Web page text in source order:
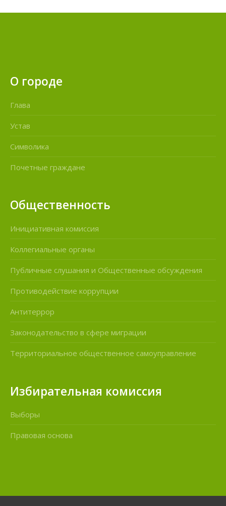
О городе
Глава
Устав
Символика
Почетные граждане
Общественность
Инициативная комиссия
Коллегиальные органы
Публичные слушания и Общественные обсуждения
Противодействие коррупции
Антитеррор
Законодательство в сфере миграции
Территориальное общественное самоуправление
Избирательная комиссия
Выборы
Правовая основа